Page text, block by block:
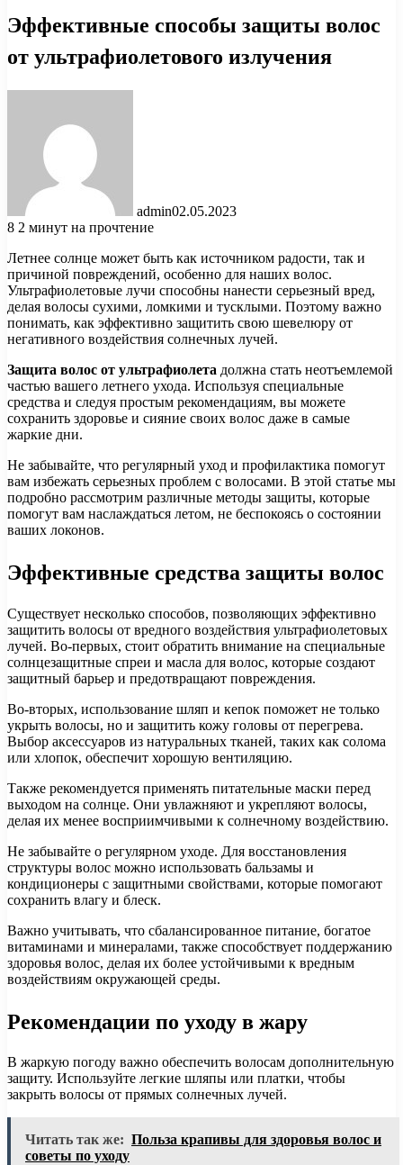
Эффективные способы защиты волос
от ультрафиолетового излучения
admin02.05.2023
8 2 минут на прочтение
Летнее солнце может быть как источником радости, так и
причиной повреждений, особенно для наших волос.
Ультрафиолетовые лучи способны нанести серьезный вред,
делая волосы сухими, ломкими и тусклыми. Поэтому важно
понимать, как эффективно защитить свою шевелюру от
негативного воздействия солнечных лучей.
Защита волос от ультрафиолета должна стать неотъемлемой
частью вашего летнего ухода. Используя специальные
средства и следуя простым рекомендациям, вы можете
сохранить здоровье и сияние своих волос даже в самые
жаркие дни.
Не забывайте, что регулярный уход и профилактика помогут
вам избежать серьезных проблем с волосами. В этой статье мы
подробно рассмотрим различные методы защиты, которые
помогут вам наслаждаться летом, не беспокоясь о состоянии
ваших локонов.
Эффективные средства защиты волос
Существует несколько способов, позволяющих эффективно
защитить волосы от вредного воздействия ультрафиолетовых
лучей. Во-первых, стоит обратить внимание на специальные
солнцезащитные спреи и масла для волос, которые создают
защитный барьер и предотвращают повреждения.
Во-вторых, использование шляп и кепок поможет не только
укрыть волосы, но и защитить кожу головы от перегрева.
Выбор аксессуаров из натуральных тканей, таких как солома
или хлопок, обеспечит хорошую вентиляцию.
Также рекомендуется применять питательные маски перед
выходом на солнце. Они увлажняют и укрепляют волосы,
делая их менее восприимчивыми к солнечному воздействию.
Не забывайте о регулярном уходе. Для восстановления
структуры волос можно использовать бальзамы и
кондиционеры с защитными свойствами, которые помогают
сохранить влагу и блеск.
Важно учитывать, что сбалансированное питание, богатое
витаминами и минералами, также способствует поддержанию
здоровья волос, делая их более устойчивыми к вредным
воздействиям окружающей среды.
Рекомендации по уходу в жару
В жаркую погоду важно обеспечить волосам дополнительную
защиту. Используйте легкие шляпы или платки, чтобы
закрыть волосы от прямых солнечных лучей.
Читать так же: Польза крапивы для здоровья волос и
советы по уходу